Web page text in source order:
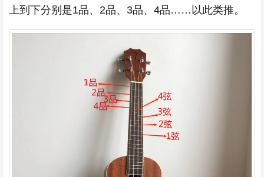
上到下分别是1品、2品、3品、4品……以此类推。